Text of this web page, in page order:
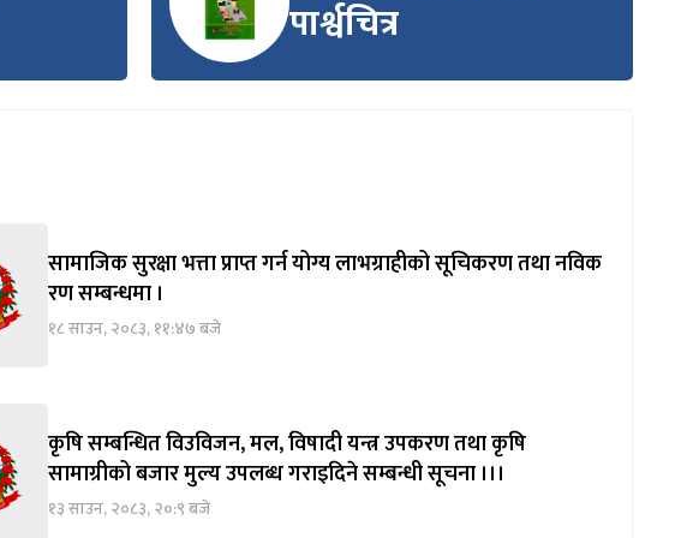
पार्श्वचित्र
सामाजिक सुरक्षा भत्ता प्राप्त गर्न योग्य लाभग्राहीको सूचिकरण तथा नविक
रण सम्बन्धमा ।
१८ साउन, २०८३, ११:४७ बजे
कृषि सम्बन्धित विउविजन, मल, विषादी यन्त्र उपकरण तथा कृषि
सामाग्रीको बजार मुल्य उपलब्ध गराइदिने सम्बन्धी सूचना ।।।
१३ साउन, २०८३, २०:९ बजे